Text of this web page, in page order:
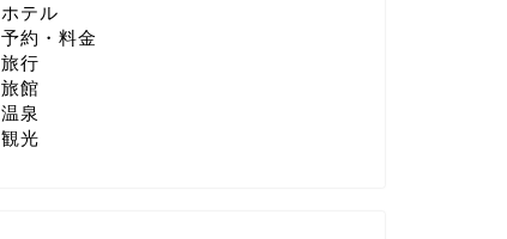
ホテル
予約・料金
旅行
旅館
温泉
観光